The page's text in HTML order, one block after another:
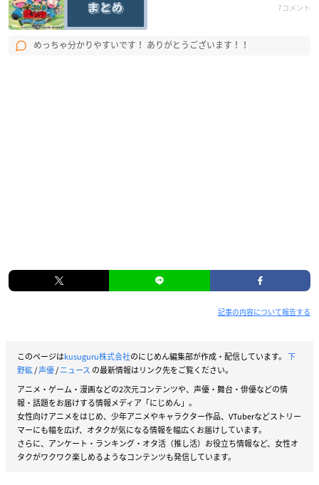
7コメント
めっちゃ分かりやすいです！ ありがとうございます！！
記事の内容について報告する
このページはkusuguru株式会社のにじめん編集部が作成・配信しています。 下
野紘/声優/ニュース の最新情報はリンク先をご覧ください。
アニメ・ゲーム・漫画などの2次元コンテンツや、声優・舞台・俳優などの情
報・話題をお届けする情報メディア「にじめん」。
女性向けアニメをはじめ、少年アニメやキャラクター作品、VTuberなどストリー
マーにも幅を広げ、オタクが気になる情報を幅広くお届けしています。
さらに、アンケート・ランキング・オタ活（推し活）お役立ち情報など、女性オ
タクがワクワク楽しめるようなコンテンツも発信しています。